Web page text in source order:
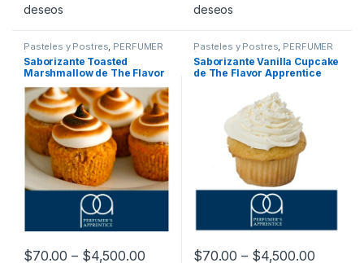
deseos
deseos
Pasteles y Postres, PERFUMER
´S APPRENTCIE Sabor a
Pasteles y postres,
Saborizantes
Saborizante Toasted
Marshmallow de The Flavor
Apprentice
$70.00 – $4,500.00
Pasteles y Postres, PERFUMER
´S APPRENTCIE, Sabor a
Pasteles y postres,
Saborizantes
Saborizante Vanilla Cupcake
de The Flavor Apprentice
$70.00 – $4,500.00